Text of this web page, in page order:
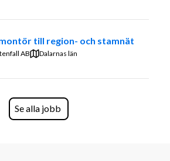
till region- och stamnät
AB Dalarnas län
Se alla jobb